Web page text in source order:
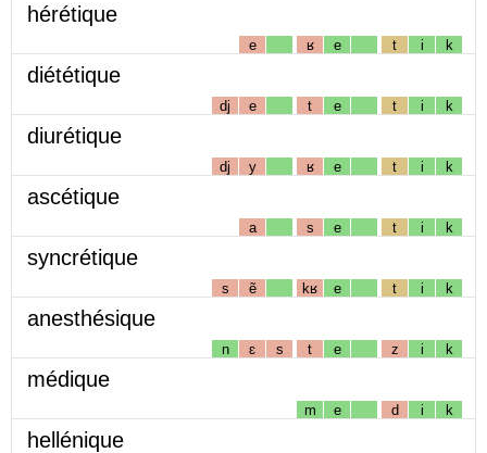
hérétique
e ʁ e t i k
diététique
dj e t e t i k
diurétique
dj y ʁ e t i k
ascétique
a s e t i k
syncrétique
s ẽ kʁ e t i k
anesthésique
n ɛ s t e z i k
médique
m e d i k
hellénique